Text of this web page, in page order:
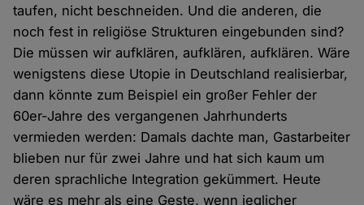
taufen, nicht beschneiden. Und die anderen, die
noch fest in religiöse Strukturen eingebunden sind?
Die müssen wir aufklären, aufklären, aufklären. Wäre
wenigstens diese Utopie in Deutschland realisierbar,
dann könnte zum Beispiel ein großer Fehler der
60er-Jahre des vergangenen Jahrhunderts
vermieden werden: Damals dachte man, Gastarbeiter
blieben nur für zwei Jahre und hat sich kaum um
deren sprachliche Integration gekümmert. Heute
wäre es mehr als eine Geste, wenn jeglicher